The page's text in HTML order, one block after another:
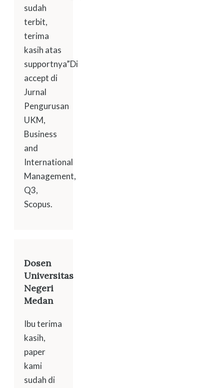
sudah
terbit,
terima
kasih atas
supportnya”Di
accept di
Jurnal
Pengurusan
UKM,
Business
and
International
Management,
Q3,
Scopus.
Dosen
Universitas
Negeri
Medan
Ibu terima
kasih,
paper
kami
sudah di